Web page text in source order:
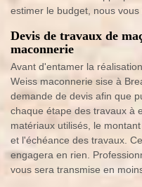
estimer le budget, nous
Devis de travaux de
maconnerie
Avant d'entamer la
Weiss maconnerie sise à
demande de devis afin que
chaque étape des travaux à
matériaux utilisés, le
et l'échéance des travaux.
engagera en rien.
vous sera transmise en